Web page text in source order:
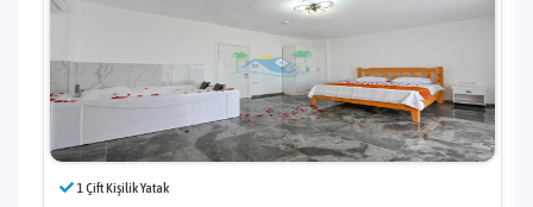
1 Çift Kişilik Yatak